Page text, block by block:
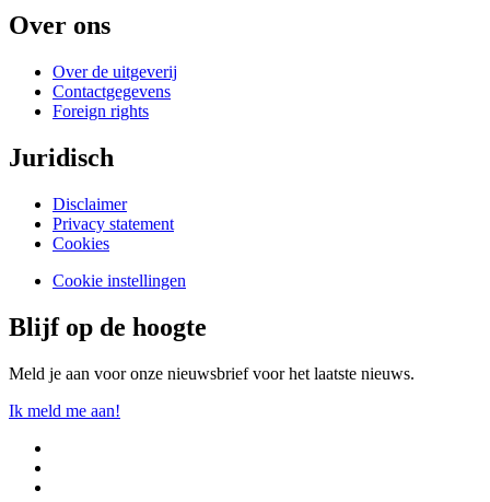
Over ons
Over de uitgeverij
Contactgegevens
Foreign rights
Juridisch
Disclaimer
Privacy statement
Cookies
Cookie instellingen
Blijf op de hoogte
Meld je aan voor onze nieuwsbrief voor het laatste nieuws.
Ik meld me aan!